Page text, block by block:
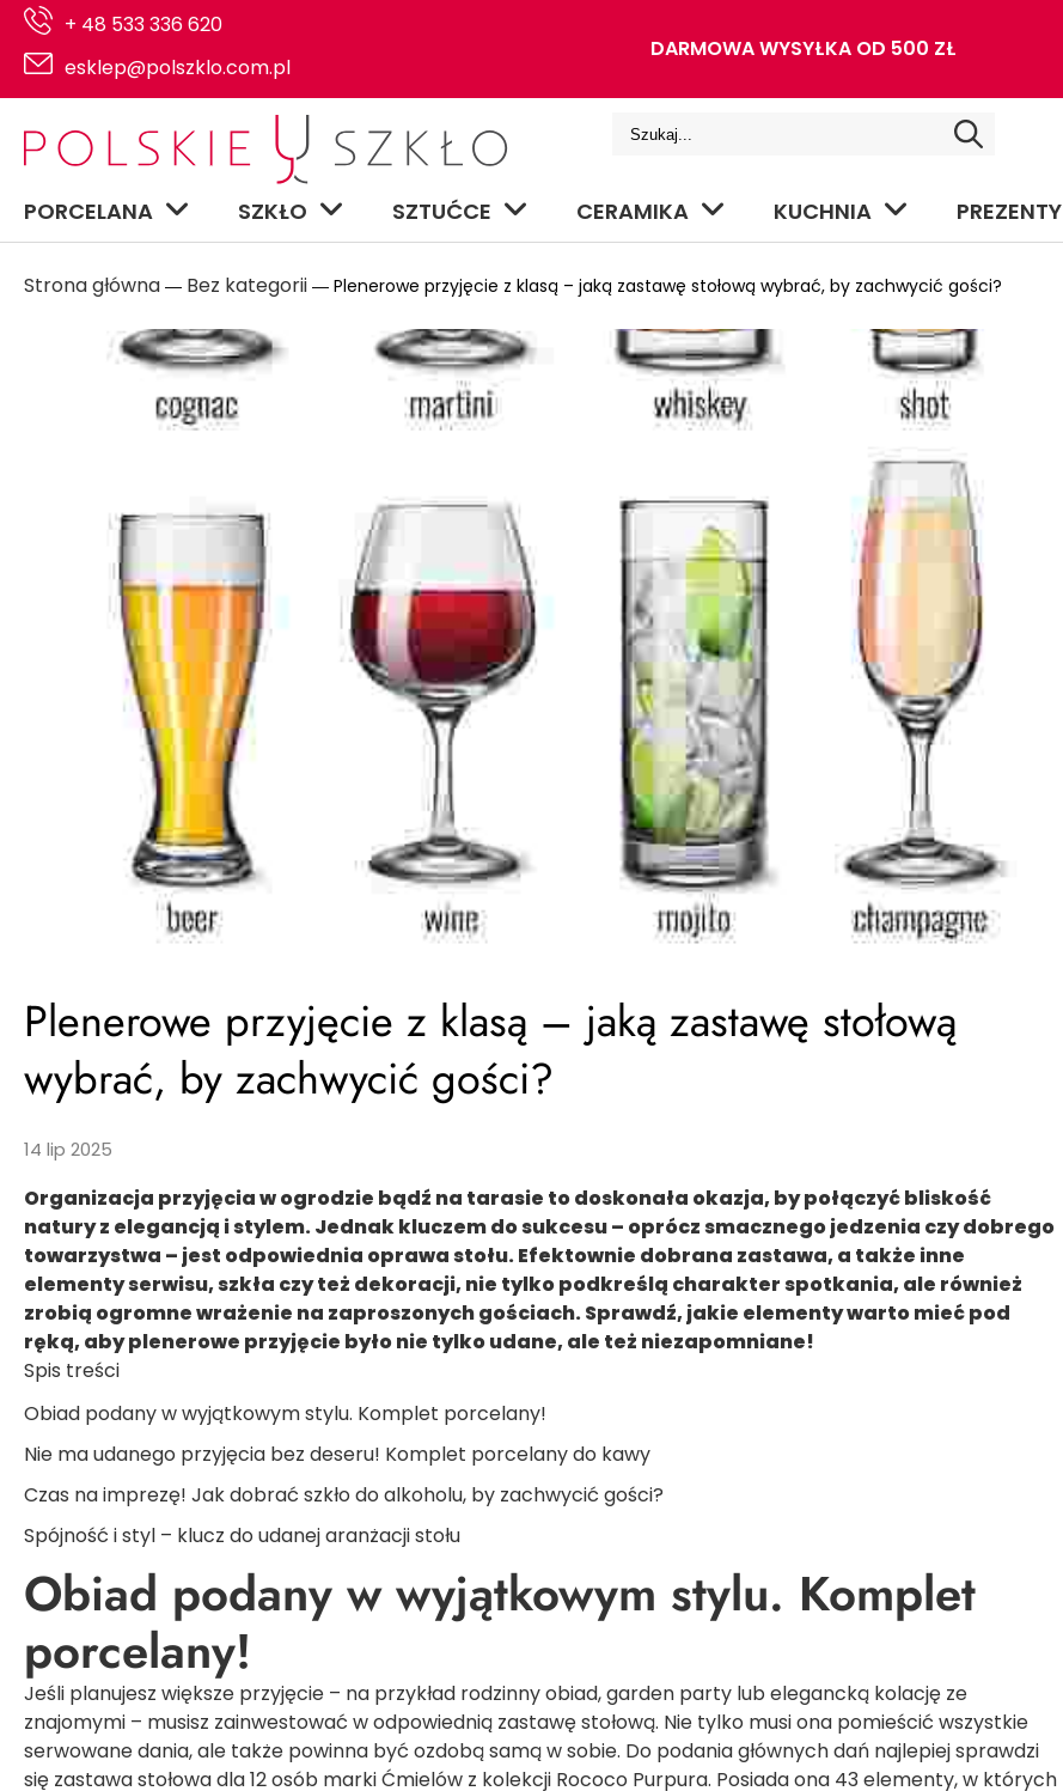
+ 48 533 336 620
esklep@polszklo.com.pl
DARMOWA WYSYŁKA OD 500 ZŁ
PORCELANA SZKŁO SZTUĆCE CERAMIKA KUCHNIA PREZENTY
Strona główna ― Bez kategorii ― Plenerowe przyjęcie z klasą – jaką zastawę stołową wybrać, by zachwycić gości?
Plenerowe przyjęcie z klasą – jaką zastawę stołową
wybrać, by zachwycić gości?
14 lip 2025
Organizacja przyjęcia w ogrodzie bądź na tarasie to doskonała okazja, by połączyć bliskość
natury z elegancją i stylem. Jednak kluczem do sukcesu – oprócz smacznego jedzenia czy dobrego
towarzystwa – jest odpowiednia oprawa stołu. Efektownie dobrana zastawa, a także inne
elementy serwisu, szkła czy też dekoracji, nie tylko podkreślą charakter spotkania, ale również
zrobią ogromne wrażenie na zaproszonych gościach. Sprawdź, jakie elementy warto mieć pod
ręką, aby plenerowe przyjęcie było nie tylko udane, ale też niezapomniane!
Spis treści
Obiad podany w wyjątkowym stylu. Komplet porcelany!
Nie ma udanego przyjęcia bez deseru! Komplet porcelany do kawy
Czas na imprezę! Jak dobrać szkło do alkoholu, by zachwycić gości?
Spójność i styl – klucz do udanej aranżacji stołu
Obiad podany w wyjątkowym stylu. Komplet
porcelany!
Jeśli planujesz większe przyjęcie – na przykład rodzinny obiad, garden party lub elegancką kolację ze
znajomymi – musisz zainwestować w odpowiednią zastawę stołową. Nie tylko musi ona pomieścić wszystkie
serwowane dania, ale także powinna być ozdobą samą w sobie. Do podania głównych dań najlepiej sprawdzi
się zastawa stołowa dla 12 osób marki Ćmielów z kolekcji Rococo Purpura. Posiada ona 43 elementy, w których